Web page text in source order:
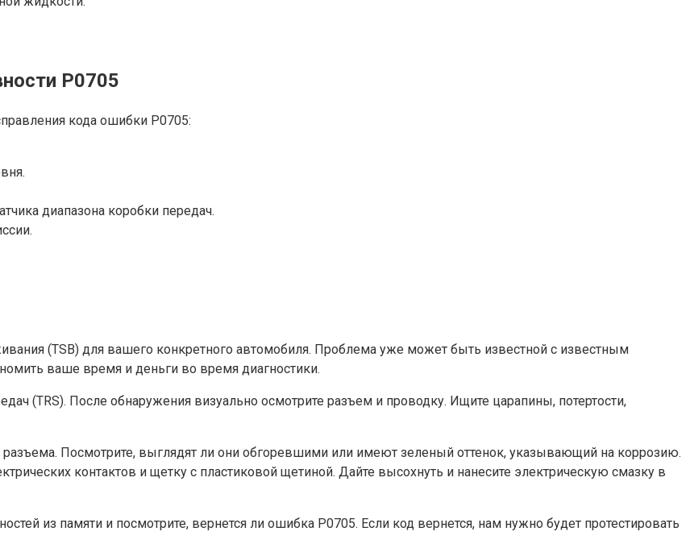
P0705
кода ошибки P0705:
диапазона коробки передач.
(TSB) для вашего конкретного автомобиля. Проблема уже может быть известной с известным
ваше время и деньги во время диагностики.
(TRS). После обнаружения визуально осмотрите разъем и проводку. Ищите царапины, потертости,
Посмотрите, выглядят ли они обгоревшими или имеют зеленый оттенок, указывающий на коррозию.
контактов и щетку с пластиковой щетиной. Дайте высохнуть и нанесите электрическую смазку в
из памяти и посмотрите, вернется ли ошибка P0705. Если код вернется, нам нужно будет протестировать